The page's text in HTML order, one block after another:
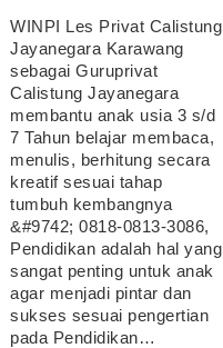
WINPI Les Privat Calistung
Jayanegara Karawang
sebagai Guruprivat
Calistung Jayanegara
membantu anak usia 3 s/d
7 Tahun belajar membaca,
menulis, berhitung secara
kreatif sesuai tahap
tumbuh kembangnya
&#9742; 0818-0813-3086,
Pendidikan adalah hal yang
sangat penting untuk anak
agar menjadi pintar dan
sukses sesuai pengertian
pada Pendidikan…